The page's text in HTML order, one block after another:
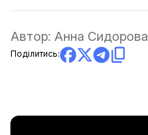
Автор: Анна Сидорова
Поділитись: